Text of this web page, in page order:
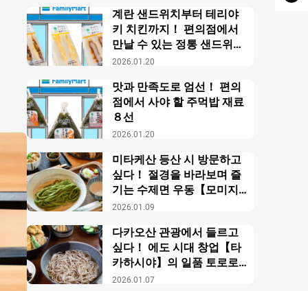
2026.01.20
계란 샌드위치부터 테리야
키 치킨까지！ 편의점에서
만날 수 있는 정통 샌드위치
【패밀리마트】
2026.01.20
맛과 만족도로 엄선！ 편의
점에서 사야 할 주먹밥 재료
８선
2026.01.09
미타케산 등산 시 방문하고
싶다！ 절경을 바라보며 즐
기는 수제면 우동【모미지
야】
2026.01.07
다카오산 관광에서 들르고
싶다！ 에도 시대 창업【타
카하시야】의 일품 토로로
소바